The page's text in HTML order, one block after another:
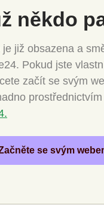
někdo
je již obsazena a
Pokud jste
začít se svým
prostřednictvím
se svým